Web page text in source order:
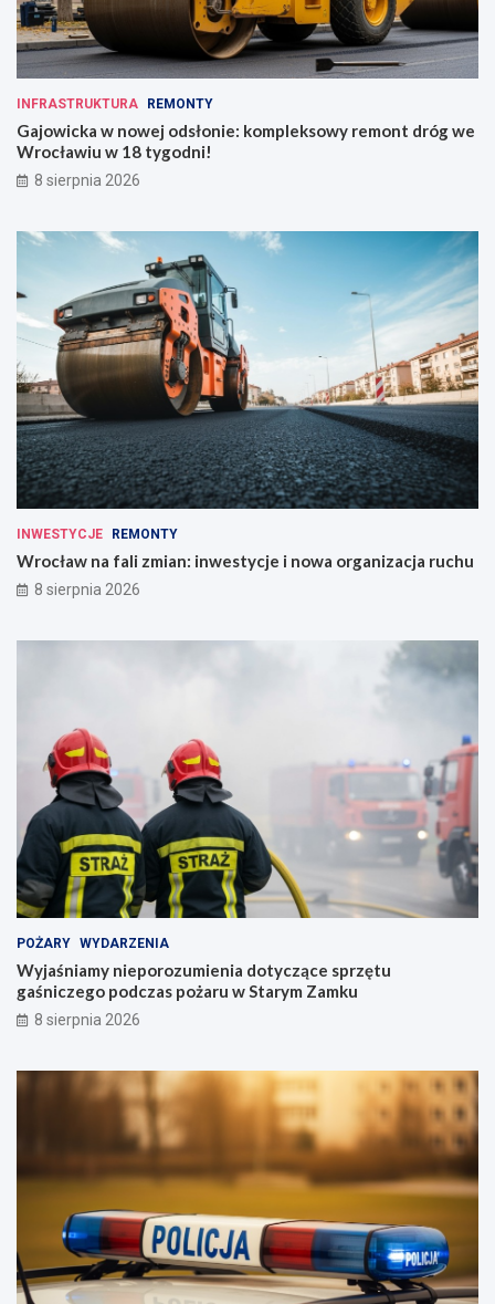
INFRASTRUKTURA REMONTY
Gajowicka w nowej odsłonie: kompleksowy remont dróg we
Wrocławiu w 18 tygodni!
8 sierpnia 2026
INWESTYCJE REMONTY
Wrocław na fali zmian: inwestycje i nowa organizacja ruchu
8 sierpnia 2026
POŻARY WYDARZENIA
Wyjaśniamy nieporozumienia dotyczące sprzętu
gaśniczego podczas pożaru w Starym Zamku
8 sierpnia 2026